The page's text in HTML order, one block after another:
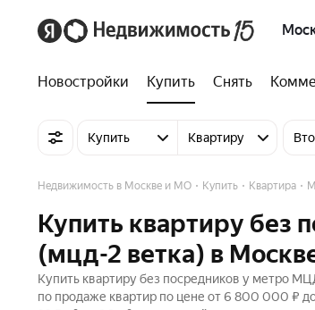
Новостройки Купить Снять
Купить Квартиру
Недвижимость в Москве и МО Купить Квартира
Купить квартиру без
(мцд-2 ветка) в
Купить квартиру без посредников у метро
по продаже квартир по цене от 6 800 000 ₽